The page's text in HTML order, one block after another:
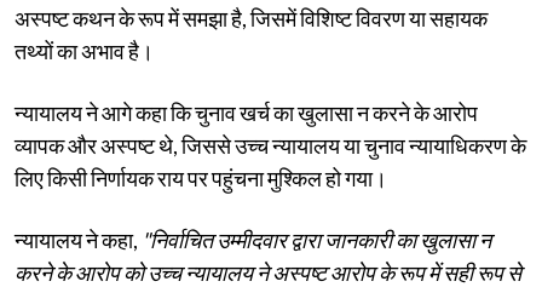
अस्पष्ट कथन के रूप में समझा है, जिसमें विशिष्ट विवरण या सहायक
तथ्यों का अभाव है।
न्यायालय ने आगे कहा कि चुनाव खर्च का खुलासा न करने के आरोप
व्यापक और अस्पष्ट थे, जिससे उच्च न्यायालय या चुनाव न्यायाधिकरण के
लिए किसी निर्णायक राय पर पहुंचना मुश्किल हो गया।
न्यायालय ने कहा, "निर्वाचित उम्मीदवार द्वारा जानकारी का खुलासा न
करने के आरोप को उच्च न्यायालय ने अस्पष्ट आरोप के रूप में सही रूप से